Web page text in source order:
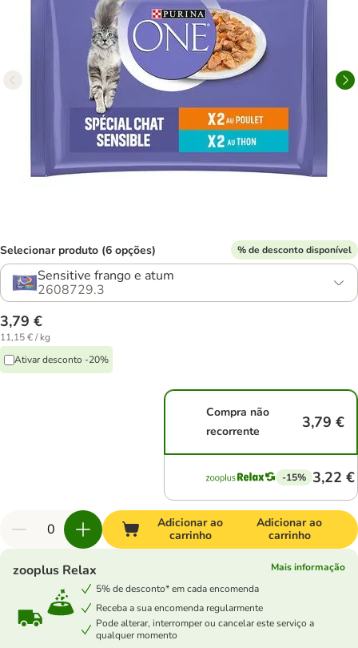
Selecionar produto (6 opções) % de desconto disponível
Sensitive frango e atum
2608729.3
3,79 €
11,15 € / kg
Ativar desconto -20%
Compra não
recorrente
3,79 €
-15% 3,22 €
Adicionar ao
carrinho
Adicionar ao
carrinho
zooplus Relax
Mais informação
5% de desconto* em cada encomenda
Receba a sua encomenda regularmente
Pode alterar, interromper ou cancelar este serviço a
qualquer momento